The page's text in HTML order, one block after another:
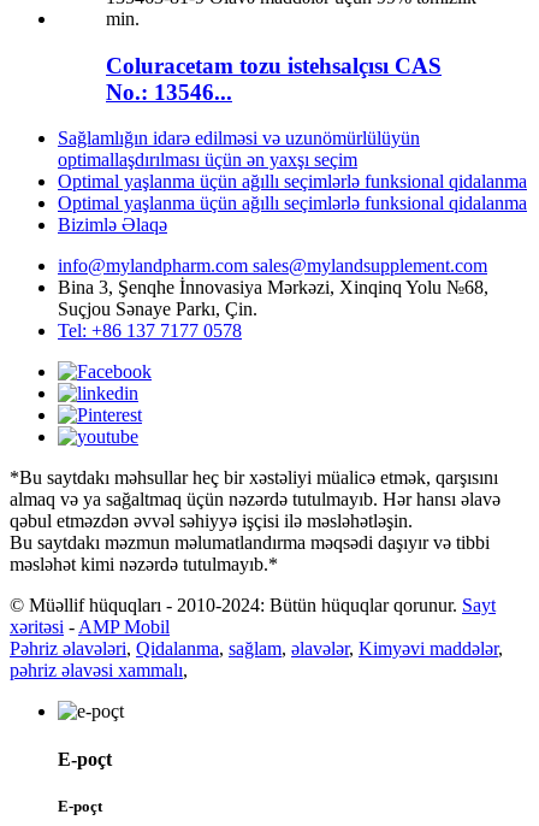
Coluracetam tozu istehsalçısı CAS
No.: 13546...
Sağlamlığın idarə edilməsi və uzunömürlülüyün
optimallaşdırılması üçün ən yaxşı seçim
Optimal yaşlanma üçün ağıllı seçimlərlə funksional qidalanma
Optimal yaşlanma üçün ağıllı seçimlərlə funksional qidalanma
Bizimlə Əlaqə
info@mylandpharm.com sales@mylandsupplement.com
Bina 3, Şenqhe İnnovasiya Mərkəzi, Xinqinq Yolu №68,
Suçjou Sənaye Parkı, Çin.
Tel: +86 137 7177 0578
*Bu saytdakı məhsullar heç bir xəstəliyi müalicə etmək, qarşısını
almaq və ya sağaltmaq üçün nəzərdə tutulmayıb. Hər hansı əlavə
qəbul etməzdən əvvəl səhiyyə işçisi ilə məsləhətləşin.
Bu saytdakı məzmun məlumatlandırma məqsədi daşıyır və tibbi
məsləhət kimi nəzərdə tutulmayıb.*
© Müəllif hüquqları - 2010-2024: Bütün hüquqlar qorunur. Sayt
xəritəsi - AMP Mobil
Pəhriz əlavələri, Qidalanma, sağlam, əlavələr, Kimyəvi maddələr,
pəhriz əlavəsi xammalı,
E-poçt
E-poçt